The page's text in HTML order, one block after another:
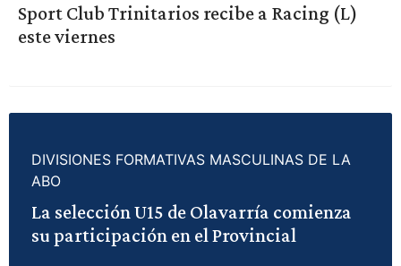
Sport Club Trinitarios recibe a Racing (L)
este viernes
DIVISIONES FORMATIVAS MASCULINAS DE LA
ABO
La selección U15 de Olavarría comienza
su participación en el Provincial